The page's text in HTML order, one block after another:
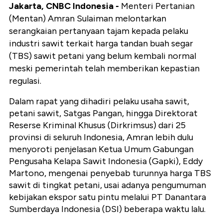
Jakarta, CNBC Indonesia - Menteri Pertanian
(Mentan) Amran Sulaiman melontarkan
serangkaian pertanyaan tajam kepada pelaku
industri sawit terkait harga tandan buah segar
(TBS) sawit petani yang belum kembali normal
meski pemerintah telah memberikan kepastian
regulasi.
Dalam rapat yang dihadiri pelaku usaha sawit,
petani sawit, Satgas Pangan, hingga Direktorat
Reserse Kriminal Khusus (Dirkrimsus) dari 25
provinsi di seluruh Indonesia, Amran lebih dulu
menyoroti penjelasan Ketua Umum Gabungan
Pengusaha Kelapa Sawit Indonesia (Gapki), Eddy
Martono, mengenai penyebab turunnya harga TBS
sawit di tingkat petani, usai adanya pengumuman
kebijakan ekspor satu pintu melalui PT Danantara
Sumberdaya Indonesia (DSI) beberapa waktu lalu.